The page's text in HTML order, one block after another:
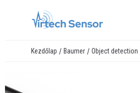
Kezdőlap / Baumer / Object detection